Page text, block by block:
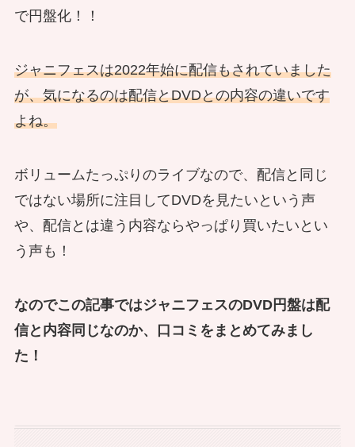
で円盤化！！
ジャニフェスは2022年始に配信もされていました
が、気になるのは配信とDVDとの内容の違いです
よね。
ボリュームたっぷりのライブなので、配信と同じ
ではない場所に注目してDVDを見たいという声
や、配信とは違う内容ならやっぱり買いたいとい
う声も！
なのでこの記事ではジャニフェスのDVD円盤は配
信と内容同じなのか、口コミをまとめてみまし
た！